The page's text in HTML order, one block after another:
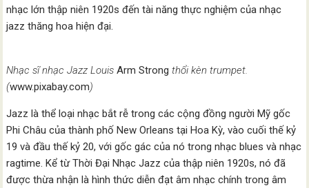
nhạc lớn thập niên 1920s đến tài năng thực nghiệm của nhạc
jazz thăng hoa hiện đại.
Nhạc sĩ nhạc Jazz LouisArm Strong thổi kèn trumpet.
(www.pixabay.com)
Jazz là thể loại nhạc bắt rễ trong các cộng đồng người Mỹ gốc
Phi Châu của thành phố New Orleans tại Hoa Kỳ, vào cuối thế kỷ
19 và đầu thế kỷ 20, với gốc gác của nó trong nhạc blues và nhạc
ragtime. Kể từ Thời Đại Nhạc Jazz của thập niên 1920s, nó đã
được thừa nhận là hình thức diễn đạt âm nhạc chính trong âm